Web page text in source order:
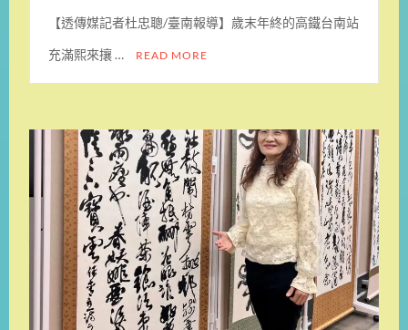
【透傳媒記者杜忠聰/臺南報導】歲末年終的高鐵台南站
充滿熙來攘 … READ MORE